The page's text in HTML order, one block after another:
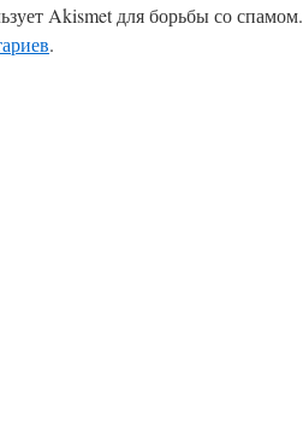
Akismet для борьбы со спамом.
.